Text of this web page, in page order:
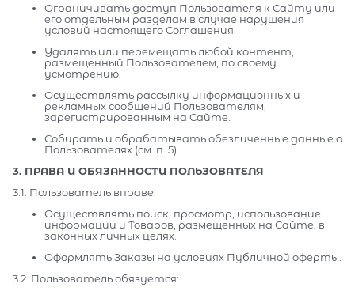
Ограничивать доступ Пользователя к Сайту или
его отдельным разделам в случае нарушения
условий настоящего Соглашения.
Удалять или перемещать любой контент,
размещенный Пользователем, по своему
усмотрению.
Осуществлять рассылку информационных и
рекламных сообщений Пользователям,
зарегистрированным на Сайте.
Собирать и обрабатывать обезличенные данные о
Пользователях (см. п. 5).
3. ПРАВА И ОБЯЗАННОСТИ ПОЛЬЗОВАТЕЛЯ
3.1. Пользователь вправе:
Осуществлять поиск, просмотр, использование
информации и Товаров, размещенных на Сайте, в
законных личных целях.
Оформлять Заказы на условиях Публичной оферты.
3.2. Пользователь обязуется: